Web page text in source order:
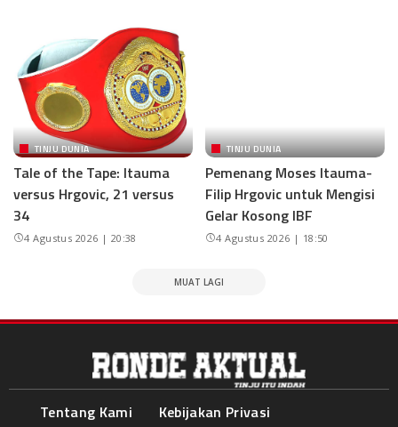
TINJU DUNIA
Tale of the Tape: Itauma
versus Hrgovic, 21 versus
34
4 Agustus 2026 | 20:38
TINJU DUNIA
Pemenang Moses Itauma-
Filip Hrgovic untuk Mengisi
Gelar Kosong IBF
4 Agustus 2026 | 18:50
MUAT LAGI
Tentang Kami Kebijakan Privasi